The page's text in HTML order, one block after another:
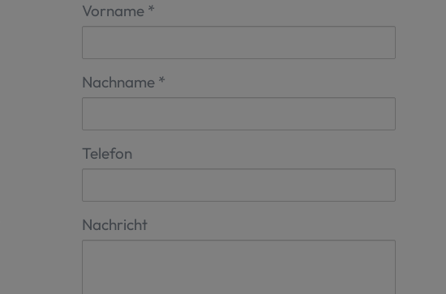
Vorname
Nachname
Telefon
Nachricht